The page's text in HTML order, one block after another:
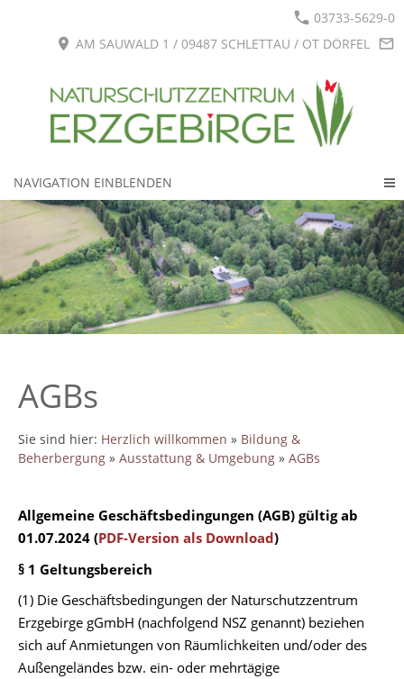
03733-5629-0
AM SAUWALD 1 / 09487 SCHLETTAU / OT DÖRFEL
NAVIGATION EINBLENDEN
AGBs
Sie sind hier: Herzlich willkommen » Bildung &
Beherbergung » Ausstattung & Umgebung » AGBs
Allgemeine Geschäftsbedingungen (AGB) gültig ab
01.07.2024 (PDF-Version als Download)
§ 1 Geltungsbereich
(1) Die Geschäftsbedingungen der Naturschutzzentrum
Erzgebirge gGmbH (nachfolgend NSZ genannt) beziehen
sich auf Anmietungen von Räumlichkeiten und/oder des
Außengeländes bzw. ein- oder mehrtägige